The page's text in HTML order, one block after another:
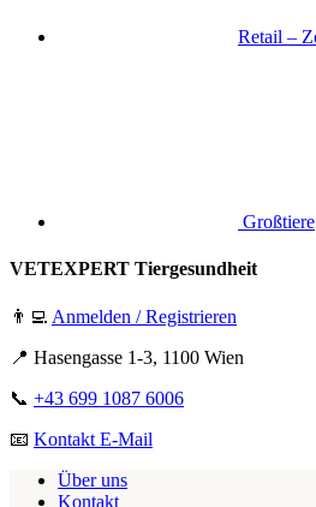
Retail –
Großtiere
VETEXPERT Tiergesundheit
👨‍💻 Anmelden / Registrieren
📍 Hasengasse 1-3, 1100 Wien
📞 +43 699 1087 6006
📧 Kontakt E-Mail
Über uns
Kontakt